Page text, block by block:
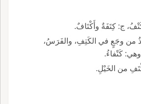
ج: كِتَفَةٌ وأَكْتَافٌ.
من وجَعٍ في الكَتِفِ، والفَرَسُ،
كَتْفاءُ.
من الخَيْلِ.